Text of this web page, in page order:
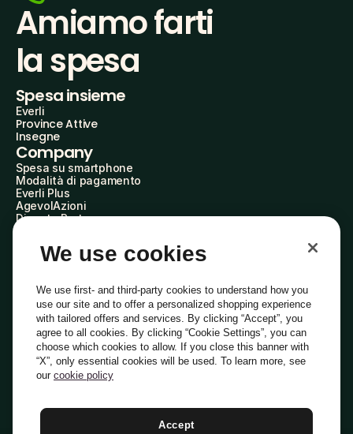
Amiamo farti
la spesa
Spesa insieme
Everli
Province Attive
Insegne
Company
Spesa su smartphone
Modalità di pagamento
Everli Plus
AgevolAzioni
Diventa Partner
Everli Shoppers
About Us
Everli News
Domande frequenti
Lavora con noi
Diventa Shopper
Investitori
PrivacyCookiePreferenze Cookie
Termini e CondizioniCodice Etico
Indirizzo PEC: everli@pec.it - indirizzo DPO: dpo@everli.com
Italiano
We use cookies
We use first- and third-party cookies to understand how you
use our site and to offer a personalized shopping experience
with tailored offers and services. By clicking “Accept”, you
agree to all cookies. By clicking “Cookie Settings”, you can
choose which cookies to allow. If you close this banner with
“X”, only essential cookies will be used. To learn more, see
our cookie policy
Accept